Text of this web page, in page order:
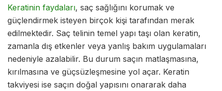
Keratinin faydaları, saç sağlığını korumak ve
güçlendirmek isteyen birçok kişi tarafından merak
edilmektedir. Saç telinin temel yapı taşı olan keratin,
zamanla dış etkenler veya yanlış bakım uygulamaları
nedeniyle azalabilir. Bu durum saçın matlaşmasına,
kırılmasına ve güçsüzleşmesine yol açar. Keratin
takviyesi ise saçın doğal yapısını onararak daha